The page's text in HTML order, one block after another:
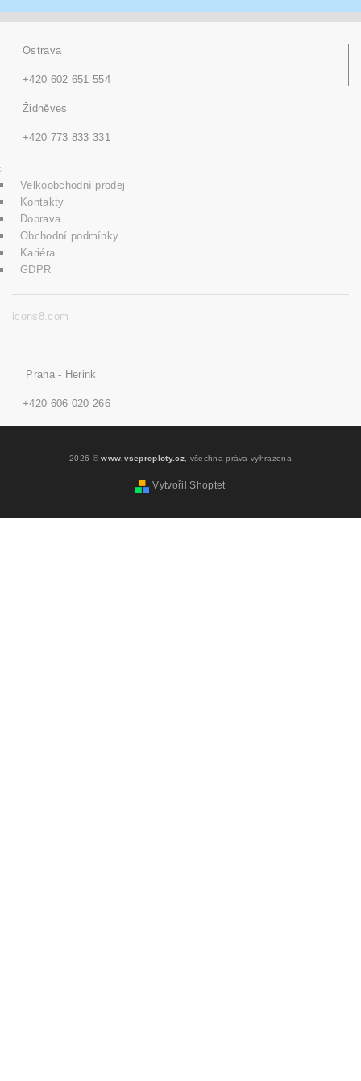
Ostrava
+420 602 651 554
Židněves
+420 773 833 331
Velkoobchodní prodej
Kontakty
Doprava
Obchodní podmínky
Kariéra
GDPR
icons8.com
Praha - Herink
+420 606 020 266
2026 ©www.vseproploty.cz , všechna práva vyhrazena
Vytvořil Shoptet